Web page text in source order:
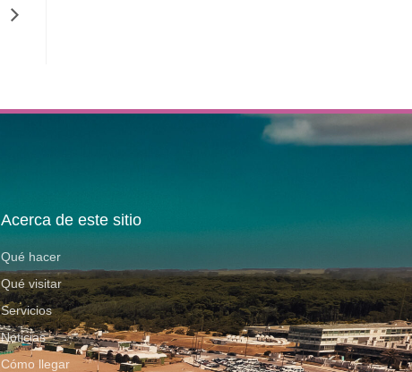
Acerca de este sitio
Qué hacer
Qué visitar
Servicios
Noticias
Cómo llegar